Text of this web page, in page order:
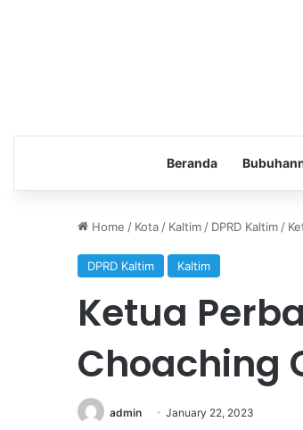
Beranda
Home / Kota / Kaltim / DPRD Kaltim /
DPRD Kaltim Kaltim
Ketua
Choaching
admin January 22, 2023